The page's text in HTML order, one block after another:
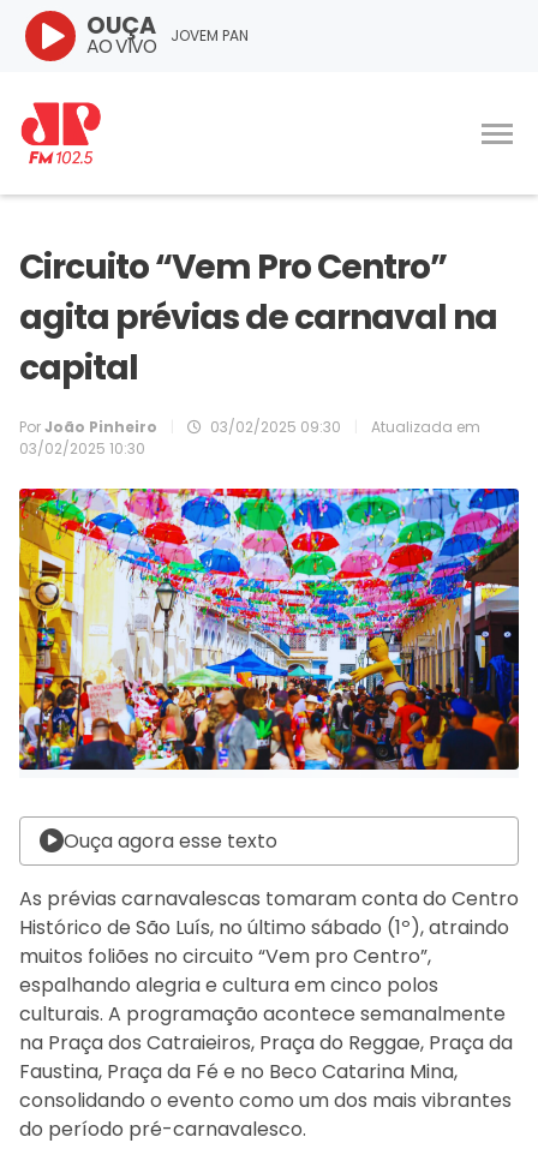
JOVEM PAN
OUÇA
AO VIVO
Circuito “Vem Pro Centro”
agita prévias de carnaval na
capital
PorJoão Pinheiro 03/02/2025 09:30
Atualizada em
03/02/2025 10:30
Ouça agora esse texto
As prévias carnavalescas tomaram conta do Centro
Histórico de São Luís, no último sábado (1º), atraindo
muitos foliões no circuito “Vem pro Centro”,
espalhando alegria e cultura em cinco polos
culturais. A programação acontece semanalmente
na Praça dos Catraieiros, Praça do Reggae, Praça da
Faustina, Praça da Fé e no Beco Catarina Mina,
consolidando o evento como um dos mais vibrantes
do período pré-carnavalesco.